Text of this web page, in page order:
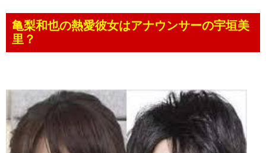
亀梨和也の熱愛彼女はアナウンサーの宇垣美
里？